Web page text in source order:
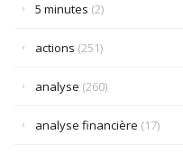
5 minutes (2)
actions (251)
analyse (260)
analyse financière (17)